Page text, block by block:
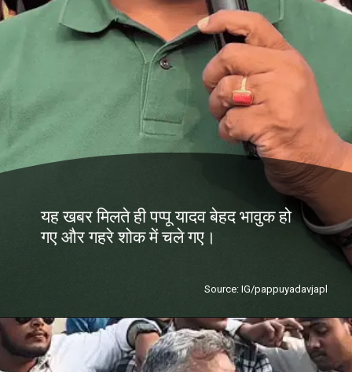
यह खबर मिलते ही पप्पू यादव बेहद भावुक हो
गए और गहरे शोक में चले गए।
Source: IG/pappuyadavjapl